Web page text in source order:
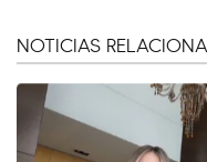
NOTICIAS